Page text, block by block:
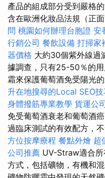
產品的組成部分受到嚴格
含在歐洲化妝品法規（正
問 桃園如何辦理台胞證 安
行銷公司 餐飲設備 打掃家
器價格 大約30個紫外線過
據調查，只有25-50％的
霜來保護葡萄酒免受陽光的
升在地搜尋的Local SEO技
身體撥筋專業教學 貨運公
免受葡萄酒衰老和葡萄酒
過臨床測試的有效配方，
方位按摩療程 餐點外燴 超
公司推薦 UV-Straw適合
方式，包括礦物，有機和